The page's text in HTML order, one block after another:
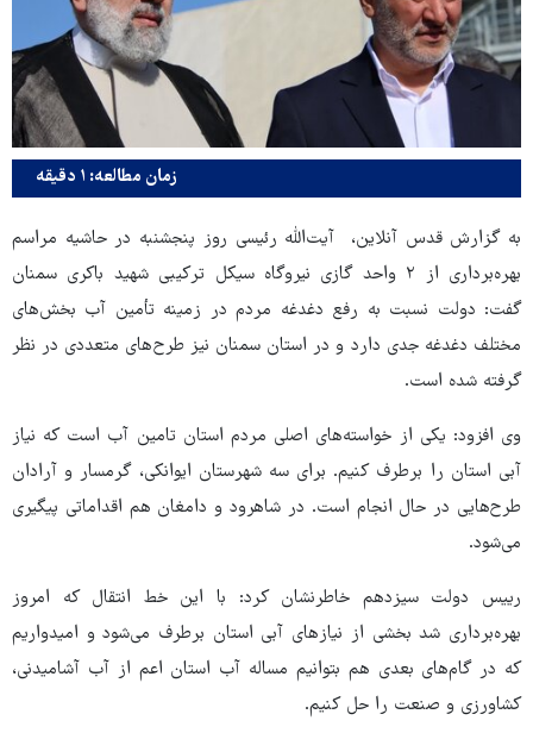
زمان مطالعه: ۱ دقیقه
به گزارش قدس آنلاین، آیت‌الله رئیسی روز پنجشنبه در حاشیه مراسم
بهره‌برداری از ۲ واحد گازی نیروگاه سیکل ترکیبی شهید باکری سمنان
گفت: دولت نسبت به رفع دغدغه مردم در زمینه تأمین آب بخش‌های
مختلف دغدغه جدی دارد و در استان سمنان نیز طرح‌های متعددی در نظر
گرفته شده است.
وی افزود: یکی از خواسته‌های اصلی مردم استان تامین آب است که نیاز
آبی استان را برطرف کنیم. برای سه شهرستان ایوانکی، گرمسار و آرادان
طرح‌هایی در حال انجام است. در شاهرود و دامغان هم اقداماتی پیگیری
می‌شود.
رییس دولت سیزدهم خاطرنشان کرد: با این خط انتقال که امروز
بهره‌برداری شد بخشی از نیازهای آبی استان برطرف ‌می‌شود و امیدواریم
که در گام‌های بعدی هم بتوانیم مساله آب استان اعم از آب آشامیدنی،
کشاورزی و صنعت را حل کنیم.